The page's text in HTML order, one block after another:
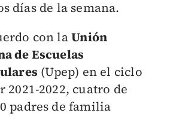
días de la semana.
con laUnión
de Escuelas
(Upep) en el ciclo
2021-2022, cuatro de
padres de familia